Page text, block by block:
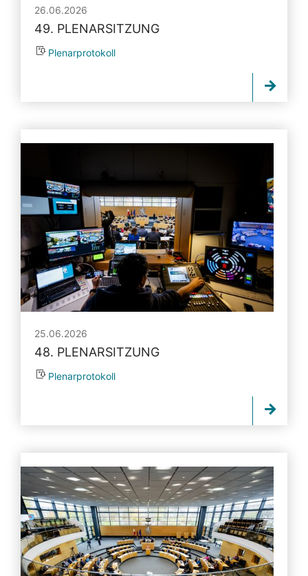
26.06.2026
49. PLENARSITZUNG
Plenarprotokoll
25.06.2026
48. PLENARSITZUNG
Plenarprotokoll